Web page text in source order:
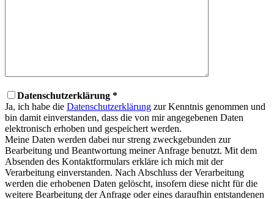
Datenschutzerklärung *
Ja, ich habe die Datenschutzerklärung zur Kenntnis genommen und
bin damit einverstanden, dass die von mir angegebenen Daten
elektronisch erhoben und gespeichert werden.
Meine Daten werden dabei nur streng zweckgebunden zur
Bearbeitung und Beantwortung meiner Anfrage benutzt. Mit dem
Absenden des Kontaktformulars erkläre ich mich mit der
Verarbeitung einverstanden. Nach Abschluss der Verarbeitung
werden die erhobenen Daten gelöscht, insofern diese nicht für die
weitere Bearbeitung der Anfrage oder eines daraufhin entstandenen